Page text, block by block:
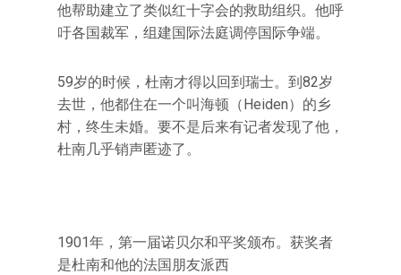
他帮助建立了类似红十字会的救助组织。他呼
吁各国裁军，组建国际法庭调停国际争端。
59岁的时候，杜南才得以回到瑞士。到82岁
去世，他都住在一个叫海顿（Heiden）的乡
村，终生未婚。要不是后来有记者发现了他，
杜南几乎销声匿迹了。
1901年，第一届诺贝尔和平奖颁布。获奖者
是杜南和他的法国朋友派西